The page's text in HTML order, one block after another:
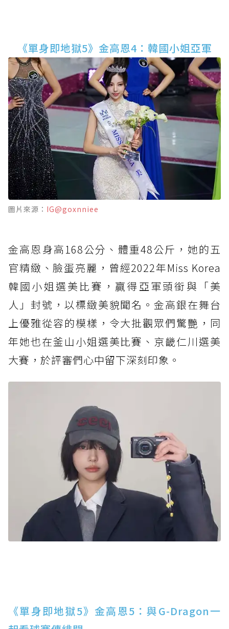
《單身即地獄5》金高恩4：韓國小姐亞軍
圖片來源： IG@goxnniee
金高恩身高168公分、體重48公斤，她的五
官精緻、臉蛋亮麗，曾經2022年Miss Korea
韓國小姐選美比賽，贏得亞軍頭銜與「美
人」封號，以標緻美貌聞名。金高銀在舞台
上優雅從容的模樣，令大批觀眾們驚艷，同
年她也在釜山小姐選美比賽、京畿仁川選美
大賽，於評審們心中留下深刻印象。
《單身即地獄5》金高恩5：與G-Dragon一